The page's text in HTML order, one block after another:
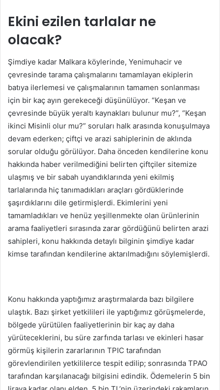
Ekini ezilen tarlalar ne
olacak?
Şimdiye kadar Malkara köylerinde, Yenimuhacir ve
çevresinde tarama çalışmalarını tamamlayan ekiplerin
batıya ilerlemesi ve çalışmalarının tamamen sonlanması
için bir kaç ayın gerekeceği düşünülüyor. “Keşan ve
çevresinde büyük yeraltı kaynakları bulunur mu?”, “Keşan
ikinci Misinli olur mu?” soruları halk arasında konuşulmaya
devam ederken; çiftçi ve arazi sahiplerinin de aklında
sorular olduğu görülüyor. Daha önceden kendilerine konu
hakkında haber verilmediğini belirten çiftçiler sitemize
ulaşmış ve bir sabah uyandıklarında yeni ekilmiş
tarlalarında hiç tanımadıkları araçları gördüklerinde
şaşırdıklarını dile getirmişlerdi. Ekimlerini yeni
tamamladıkları ve henüz yeşillenmekte olan ürünlerinin
arama faaliyetleri sırasında zarar gördüğünü belirten arazi
sahipleri, konu hakkında detaylı bilginin şimdiye kadar
kimse tarafından kendilerine aktarılmadığını söylemişlerdi.
Konu hakkında yaptığımız araştırmalarda bazı bilgilere
ulaştık. Bazı şirket yetkilileri ile yaptığımız görüşmelerde,
bölgede yürütülen faaliyetlerinin bir kaç ay daha
yürüteceklerini, bu süre zarfında tarlası ve ekinleri hasar
görmüş kişilerin zararlarının TPIC tarafından
görevlendirilen yetkililerce tespit edilip; sonrasında TPAO
tarafından karşılanacağı bilgisini edindik. Ödemelerin 5 bin